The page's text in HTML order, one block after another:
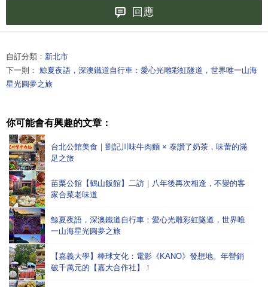
回應
自訂分類： 新北市
下一則： 鯨夏夜語，深澳鐵道自行車：愛心光雕彩虹隧道，世界唯一山海
星光圓夢之旅
你可能會有興趣的文章：
台北公館美食｜劉記川味牛肉麵 × 泰讚了奶茶，味蕾的滿
足之旅
苗栗公館【鶴山飯館】二訪｜八年後再次相逢，不變的客
家合菜老味道
鯨夏夜語，深澳鐵道自行車：愛心光雕彩虹隧道，世界唯
一山海星光圓夢之旅
【嘉義大學】棒球文化：電影《KANO》發想地。年營銷
破千萬元的【嘉大合作社】！